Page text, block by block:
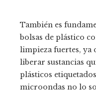
También es
bolsas de plástico
limpieza fuertes, ya
liberar sustancias
plásticos
microondas no lo